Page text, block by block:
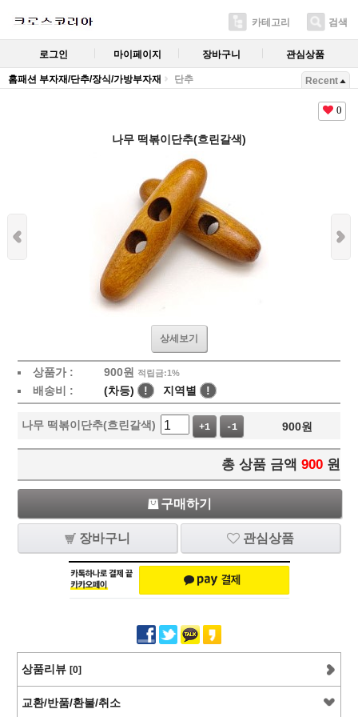
카테고리 검색
로그인 마이페이지 장바구니 관심상품
홈패션 부자재/단추/장식/가방부자재 단추 Recent
0
나무 떡볶이단추(흐린갈색)
상세보기
상품가 : 900원 적립금:1%
배송비 : (차등) ! 지역별 !
나무 떡볶이단추(흐린갈색) +1 -1 900원
총 상품 금액 900 원
구매하기
장바구니 관심상품
상품리뷰 [0]
교환/반품/환불/취소